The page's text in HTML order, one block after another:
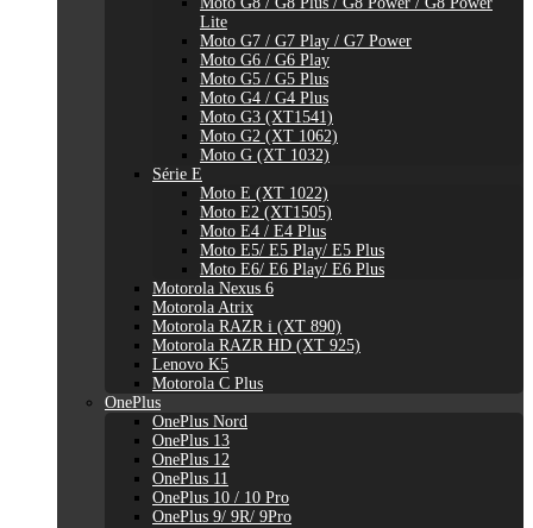
Lite
Moto G7 / G7 Play / G7 Power
Moto G6 / G6 Play
Moto G5 / G5 Plus
Moto G4 / G4 Plus
Moto G3 (XT1541)
Moto G2 (XT 1062)
Moto G (XT 1032)
Série E
Moto E (XT 1022)
Moto E2 (XT1505)
Moto E4 / E4 Plus
Moto E5/ E5 Play/ E5 Plus
Moto E6/ E6 Play/ E6 Plus
Motorola Nexus 6
Motorola Atrix
Motorola RAZR i (XT 890)
Motorola RAZR HD (XT 925)
Lenovo K5
Motorola C Plus
OnePlus
OnePlus Nord
OnePlus 13
OnePlus 12
OnePlus 11
OnePlus 10 / 10 Pro
OnePlus 9/ 9R/ 9Pro